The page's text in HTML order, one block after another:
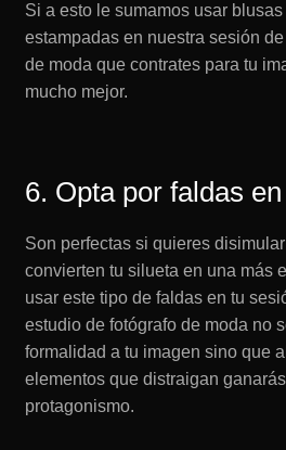
Si a esto le sumamos usar
estampadas en nuestra sesión
de moda que contrates para tu
mucho mejor.
6. Opta por faldas
Son perfectas si quieres
convierten tu silueta en una más
usar este tipo de faldas en tu
estudio de fotógrafo de moda no
formalidad a tu imagen sino que
elementos que distraigan
protagonismo.